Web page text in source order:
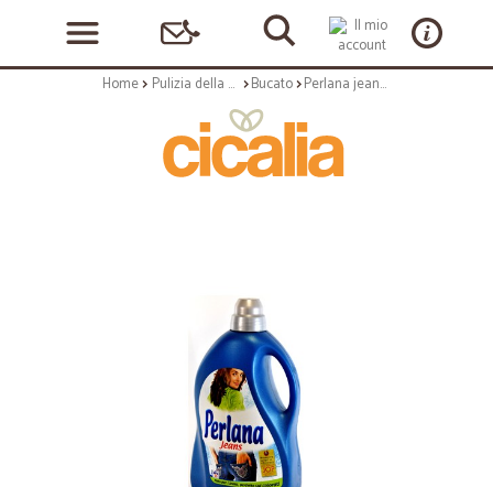
Home Pulizia della casa Bucato Perlana jeans - lt.1,5